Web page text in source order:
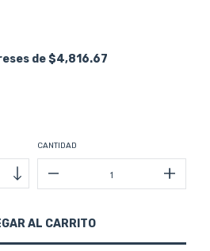
de$4,816.67
CANTIDAD